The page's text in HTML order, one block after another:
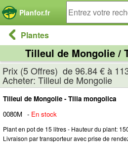
Planfor.fr
Plantes
Tilleul de Mongolie /
Prix (5 Offres) de 96.84 € à
Acheter: Tilleul de Mongolie
Tilleul de Mongolie - Tilia mongolica
0080M - En stock
Plant en pot de 15 litres - Hauteur du plant:
Livraison par transporteur avec prise de
Panneau de gestion des cookies